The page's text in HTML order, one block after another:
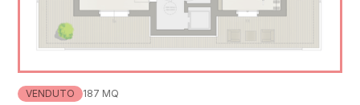
VENDUTO 187 MQ